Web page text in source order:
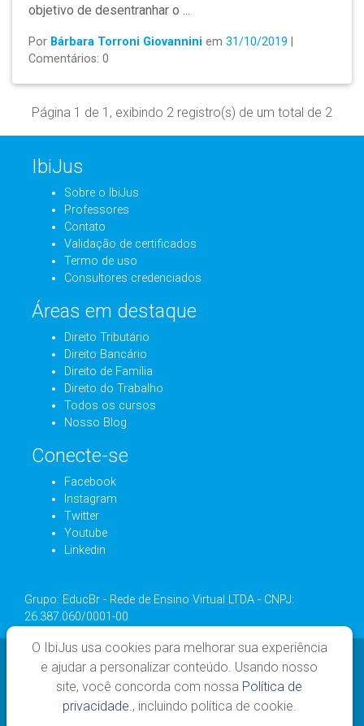
objetivo de desentranhar o ...
Por Bárbara Torroni Giovannini em 31/10/2019
Comentários: 0
Página 1 de 1, exibindo 2 registro(s) de um total de 2
IbiJus
Sobre o IbiJus
Professores
Contato
Validação de certificados
Termo de uso
Consultores credenciados
Áreas em destaque
Direito Tributário
Direito Bancário
Direito de Família
Direito do Trabalho
Todos os cursos
Nosso Blog
Conecte-se
Facebook
Instagram
Twitter
Youtube
Linkedin
Grupo: EducBr - Rede de Ensino Virtual LTDA - CNPJ:
26.387.060/0001-00
O IbiJus usa cookies para melhorar sua experiência
e ajudar a personalizar conteúdo. Usando nosso
site, você concorda com nossa Política de
privacidade., incluindo política de cookie.